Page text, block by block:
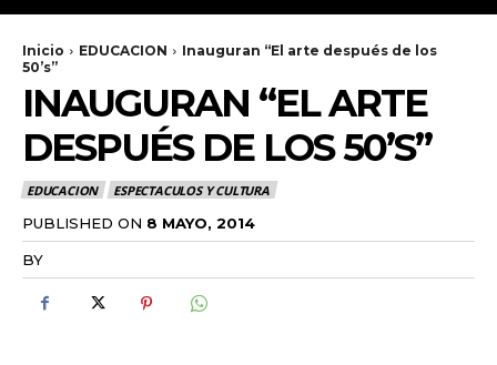
Inicio EDUCACION
Inauguran “El arte después de los
50’s”
INAUGURAN “EL ARTE
DESPUÉS DE LOS 50’S”
EDUCACION ESPECTACULOS Y CULTURA
PUBLISHED ON 8 MAYO, 2014
BY